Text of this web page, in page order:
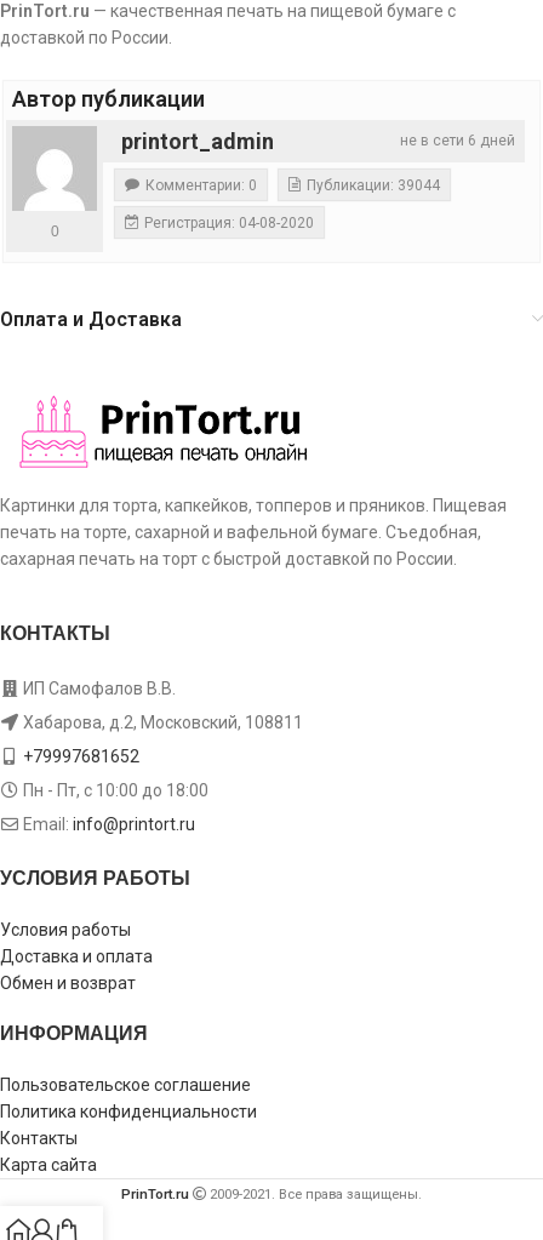
PrinTort.ru — качественная печать на пищевой бумаге с
доставкой по России.
Автор публикации
не в сети 6 дней
printort_admin
0
Комментарии: 0 Публикации: 39044
Регистрация: 04-08-2020
Оплата и Доставка
Картинки для торта, капкейков, топперов и пряников. Пищевая
печать на торте, сахарной и вафельной бумаге. Съедобная,
сахарная печать на торт с быстрой доставкой по России.
КОНТАКТЫ
ИП Самофалов В.В.
Хабарова, д.2, Московский, 108811
+79997681652
Пн - Пт, с 10:00 до 18:00
Email: info@printort.ru
УСЛОВИЯ РАБОТЫ
Условия работы
Доставка и оплата
Обмен и возврат
ИНФОРМАЦИЯ
Пользовательское соглашение
Политика конфиденциальности
Контакты
Карта сайта
PrinTort.ru 2009-2021. Все права защищены.